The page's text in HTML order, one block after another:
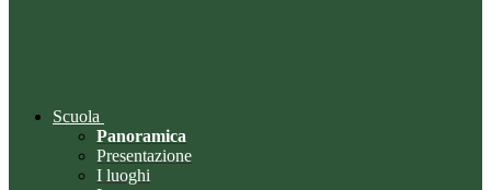
Scuola
Panoramica
Presentazione
I luoghi